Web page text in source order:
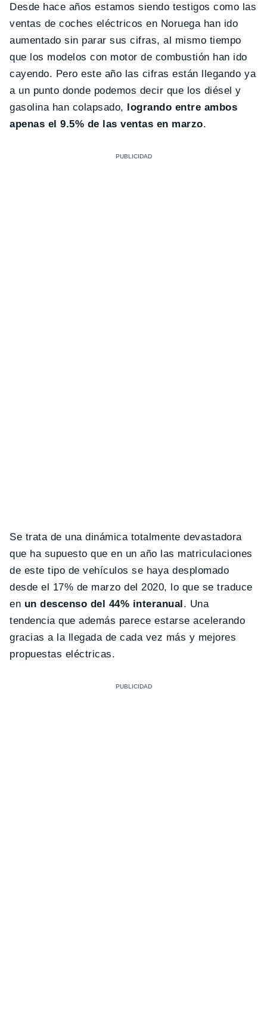
Desde hace años estamos siendo testigos como las
ventas de coches eléctricos en Noruega han ido
aumentado sin parar sus cifras, al mismo tiempo
que los modelos con motor de combustión han ido
cayendo. Pero este año las cifras están llegando ya
a un punto donde podemos decir que los diésel y
gasolina han colapsado, logrando entre ambos
apenas el 9.5% de las ventas en marzo.
Se trata de una dinámica totalmente devastadora
que ha supuesto que en un año las matriculaciones
de este tipo de vehículos se haya desplomado
desde el 17% de marzo del 2020, lo que se traduce
en un descenso del 44% interanual. Una
tendencia que además parece estarse acelerando
gracias a la llegada de cada vez más y mejores
propuestas eléctricas.